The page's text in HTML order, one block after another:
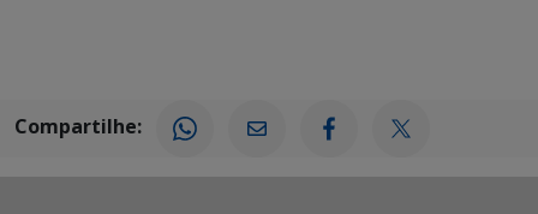
Compartilhe: